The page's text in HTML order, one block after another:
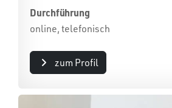
Durchführung
online, telefonisch
zum Profil